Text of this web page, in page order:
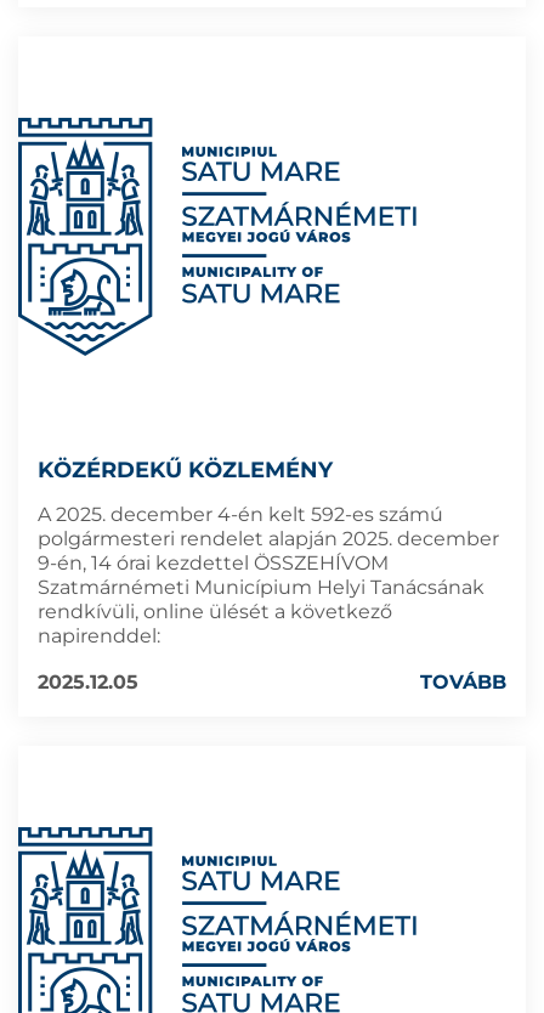
KÖZÉRDEKŰ KÖZLEMÉNY
A 2025. december 4-én kelt 592-es számú
polgármesteri rendelet alapján 2025. december
9-én, 14 órai kezdettel ÖSSZEHÍVOM
Szatmárnémeti Municípium Helyi Tanácsának
rendkívüli, online ülését a következő
napirenddel:
2025.12.05
TOVÁBB